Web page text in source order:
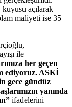
kuyusu açılarak
maliyeti ise 35
ile
her geçen
ediyoruz. ASKİ
gece gündüz
yanında
ifadelerini